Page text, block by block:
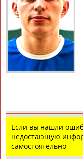
Аслаудин
АБАЕВ
Елена
Флюра
АББАТЕ-
БУЛАТОВА
Если вы нашли
недостающую
самостоятельно